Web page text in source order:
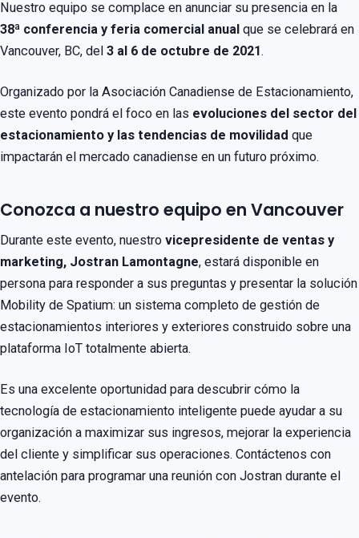
Nuestro equipo se complace en anunciar su presencia en la
38ª conferencia y feria comercial anual que se celebrará en
Vancouver, BC, del 3 al 6 de octubre de 2021.
Organizado por la Asociación Canadiense de Estacionamiento,
este evento pondrá el foco en las evoluciones del sector del
estacionamiento y las tendencias de movilidad que
impactarán el mercado canadiense en un futuro próximo.
Conozca a nuestro equipo en Vancouver
Durante este evento, nuestro vicepresidente de ventas y
marketing, Jostran Lamontagne, estará disponible en
persona para responder a sus preguntas y presentar la solución
Mobility de Spatium: un sistema completo de gestión de
estacionamientos interiores y exteriores construido sobre una
plataforma IoT totalmente abierta.
Es una excelente oportunidad para descubrir cómo la
tecnología de estacionamiento inteligente puede ayudar a su
organización a maximizar sus ingresos, mejorar la experiencia
del cliente y simplificar sus operaciones. Contáctenos con
antelación para programar una reunión con Jostran durante el
evento.